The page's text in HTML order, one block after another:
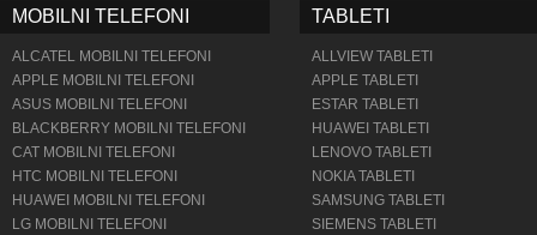
MOBILNI TELEFONI
ALCATEL MOBILNI TELEFONI
APPLE MOBILNI TELEFONI
ASUS MOBILNI TELEFONI
BLACKBERRY MOBILNI TELEFONI
CAT MOBILNI TELEFONI
HTC MOBILNI TELEFONI
HUAWEI MOBILNI TELEFONI
LG MOBILNI TELEFONI
TABLETI
ALLVIEW TABLETI
APPLE TABLETI
ESTAR TABLETI
HUAWEI TABLETI
LENOVO TABLETI
NOKIA TABLETI
SAMSUNG TABLETI
SIEMENS TABLETI